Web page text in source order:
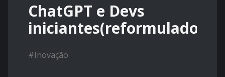
ChatGPT e Devs
iniciantes(reformulado)
#Inovação